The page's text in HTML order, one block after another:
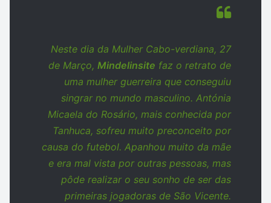
Neste dia da Mulher Cabo-verdiana, 27
de Março, Mindelinsite faz o retrato de
uma mulher guerreira que conseguiu
singrar no mundo masculino. Antónia
Micaela do Rosário, mais conhecida por
Tanhuca, sofreu muito preconceito por
causa do futebol. Apanhou muito da mãe
e era mal vista por outras pessoas, mas
pôde realizar o seu sonho de ser das
primeiras jogadoras de São Vicente.